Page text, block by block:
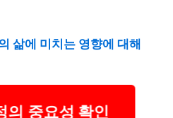
삶에 미치는 영향에 대해
의 중요성 확인